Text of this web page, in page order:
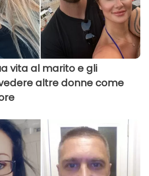
vita al marito e gli
altre donne come